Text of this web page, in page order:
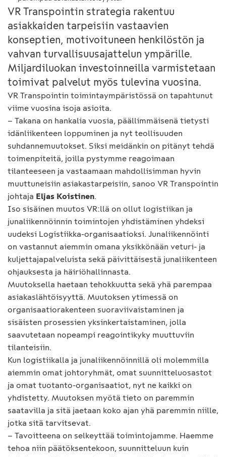
VR Transpointin strategia rakentuu
asiakkaiden tarpeisiin vastaavien
konseptien, motivoituneen henkilöstön ja
vahvan turvallisuusajattelun ympärille.
Miljardiluokan investoinneilla varmistetaan
toimivat palvelut myös tulevina vuosina.
VR Transpointin toimintaympäristössä on tapahtunut
viime vuosina isoja asioita.
– Takana on hankalia vuosia, päällimmäisenä tietysti
idänliikenteen loppuminen ja nyt teollisuuden
suhdannemuutokset. Siksi meidänkin on pitänyt tehdä
toimenpiteitä, joilla pystymme reagoimaan
tilanteeseen ja vastaamaan mahdollisimman hyvin
muuttuneisiin asiakastarpeisiin, sanoo VR Transpointin
johtaja Eljas Koistinen.
Iso sisäinen muutos VR:llä on ollut logistiikan ja
junaliikennöinnin toimintojen yhdistäminen yhdeksi
uudeksi Logistiikka-organisaatioksi. Junaliikennöinti
on vastannut aiemmin omana yksikkönään veturi- ja
kuljettajapalveluista sekä päivittäisestä junaliikenteen
ohjauksesta ja häiriöhallinnasta.
Muutoksella haetaan tehokkuutta sekä yhä parempaa
asiakaslähtöisyyttä. Muutoksen ytimessä on
organisaatiorakenteen suoraviivaistaminen ja
sisäisten prosessien yksinkertaistaminen, jolla
saavutetaan nopeampi reagointikyky muuttuviin
tilanteisiin.
Kun logistiikalla ja junaliikennöinnillä oli molemmilla
aiemmin omat johtoryhmät, omat suunnitteluosastot
ja omat tuotanto-organisaatiot, nyt ne kaikki on
yhdistetty. Muutoksen myötä tieto on paremmin
saatavilla ja sitä jaetaan koko ajan yhä paremmin niille,
jotka sitä tarvitsevat.
– Tavoitteena on selkeyttää toimintojamme. Haemme
tehoa niin päätöksentekoon, suunnitteluun kuin